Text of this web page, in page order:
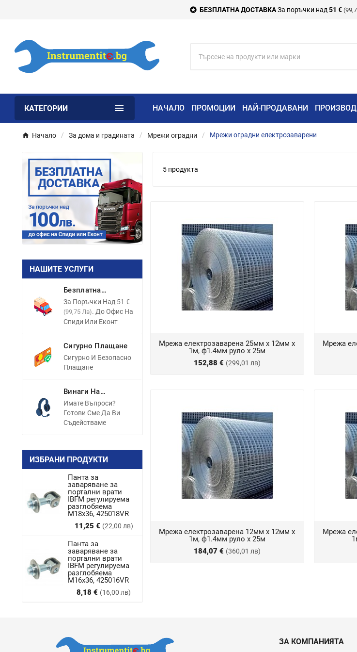
 БЕЗПЛАТНА ДОСТАВКАЗа поръчки над 51 €
КАТЕГОРИИ  НАЧАЛО ПРОМОЦИИ НАЙ-ПРОДАВАНИ
Начало За дома и градината Мрежи оградни Мрежи оградни електрозаварени
НАШИТЕ УСЛУГИ
Безплатна
Доставка
За Поръчки Над 51 €
(99,75 Лв). До Офис На
Спиди Или Еконт
Сигурно Плащане
Сигурно И Безопасно
Плащане
Винаги На
Разположение
Имате Въпроси?
Готови Сме Да Ви
Съдействаме
ИЗБРАНИ ПРОДУКТИ
Панта за
заваряване за
портални врати
IBFM регулируема
разглобяема
M18x36, 425018VR
11,25 € (22,00 лв)
Цена
Панта за
заваряване за
портални врати
IBFM регулируема
разглобяема
М16х36, 425016VR
8,18 € (16,00 лв)
Цена
5 продукта
Мрежа електрозаварена 25мм х 12мм х
1м, ф1.4мм руло х 25м
152,88 € (299,01 лв)
Мрежа
Мрежа електрозаварена 12мм х 12мм х
1м, ф1.4мм руло х 25м
184,07 € (360,01 лв)
Мрежа
ЗА КОМПАНИЯТА